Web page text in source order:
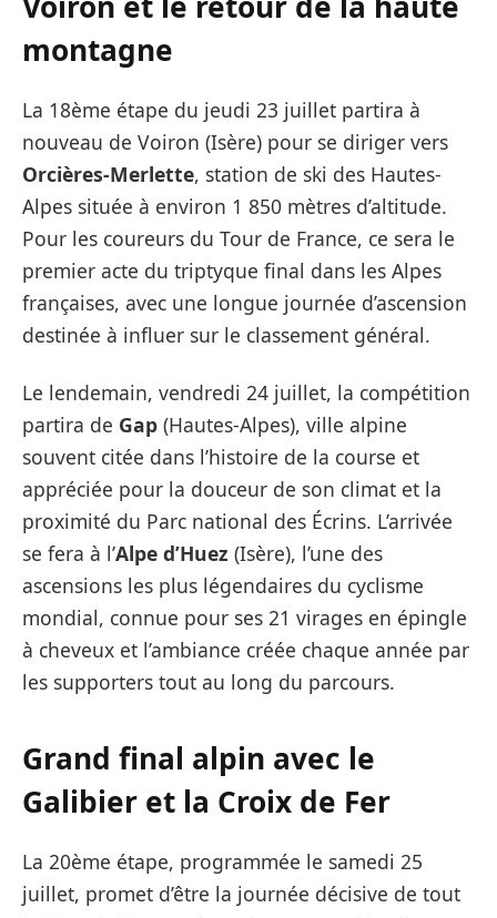
montagne
La 18ème étape du jeudi 23 juillet partira à
nouveau de Voiron (Isère) pour se diriger vers
Orcières-Merlette, station de ski des Hautes-
Alpes située à environ 1 850 mètres d’altitude.
Pour les coureurs du Tour de France, ce sera le
premier acte du triptyque final dans les Alpes
françaises, avec une longue journée d’ascension
destinée à influer sur le classement général.
Le lendemain, vendredi 24 juillet, la compétition
partira de Gap (Hautes-Alpes), ville alpine
souvent citée dans l’histoire de la course et
appréciée pour la douceur de son climat et la
proximité du Parc national des Écrins. L’arrivée
se fera à l’Alpe d’Huez (Isère), l’une des
ascensions les plus légendaires du cyclisme
mondial, connue pour ses 21 virages en épingle
à cheveux et l’ambiance créée chaque année par
les supporters tout au long du parcours.
Grand final alpin avec le
Galibier et la Croix de Fer
La 20ème étape, programmée le samedi 25
juillet, promet d’être la journée décisive de tout